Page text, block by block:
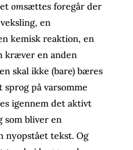
omsættes foregår der
en
kemisk reaktion, en
kræver en anden
skal ikke (bare) bæres
på varsomme
igennem det aktivt
som bliver en
nyopstået tekst. Og